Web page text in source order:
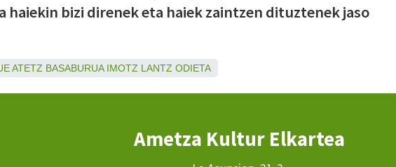
haiekin bizi direnek eta haiek zaintzen dituztenek jaso
ATETZ BASABURUA IMOTZ LANTZ ODIETA
Ametza Kultur Elkartea